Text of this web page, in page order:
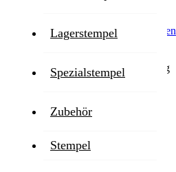
Lagerstempel
Spezialstempel
Zubehör
Stempel
Inkl. 19% MwSt.,exkl.Versandkosten
Zum Ende der Bildgalerie springen